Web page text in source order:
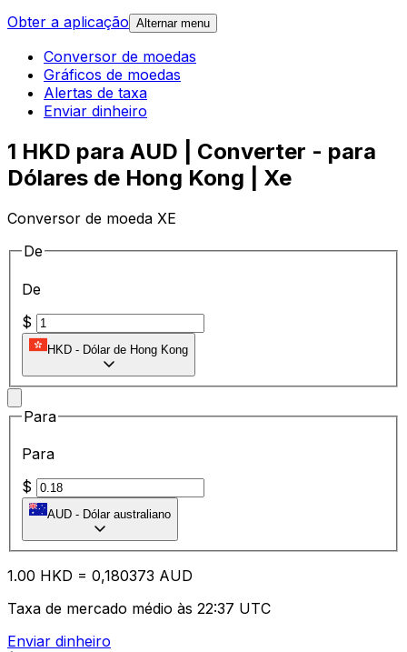
Obter a aplicação Alternar menu
Conversor de moedas
Gráficos de moedas
Alertas de taxa
Enviar dinheiro
1 HKD para AUD | Converter - para
Dólares de Hong Kong | Xe
Conversor de moeda XE
De
De
$
HKD - Dólar de Hong Kong
Para
Para
$
AUD - Dólar australiano
1.00 HKD = 0,180373 AUD
Taxa de mercado médio às 22:37 UTC
Enviar dinheiro